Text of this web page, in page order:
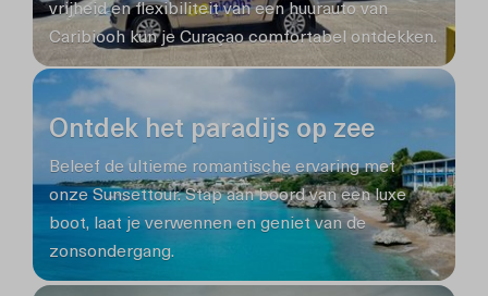
vrijheid en flexibiliteit van een huurauto van
Caribiooh kun je Curaçao comfortabel ontdekken.
Ontdek het paradijs op zee
Beleef de ultieme romantische ervaring met
onze Sunsettour. Stap aan boord van een luxe
boot, laat je verwennen en geniet van de
zonsondergang.